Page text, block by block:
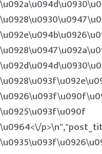
\u0925\u093f\u090f
\u0964<\/p>\n